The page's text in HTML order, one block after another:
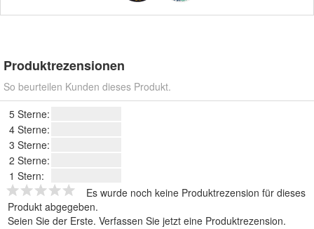
Produktrezensionen
So beurteilen Kunden dieses Produkt.
5 Sterne:
4 Sterne:
3 Sterne:
2 Sterne:
1 Stern:
Es wurde noch keine Produktrezension für dieses
Produkt abgegeben.
Seien Sie der Erste. Verfassen Sie jetzt eine Produktrezension.